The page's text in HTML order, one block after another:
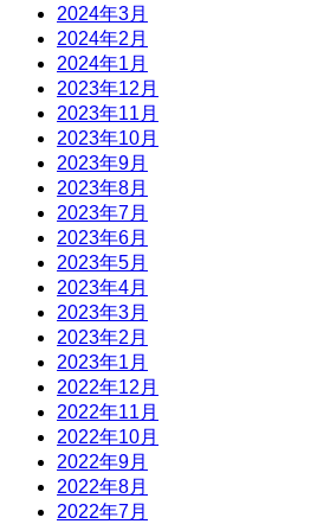
2024年3月
2024年2月
2024年1月
2023年12月
2023年11月
2023年10月
2023年9月
2023年8月
2023年7月
2023年6月
2023年5月
2023年4月
2023年3月
2023年2月
2023年1月
2022年12月
2022年11月
2022年10月
2022年9月
2022年8月
2022年7月